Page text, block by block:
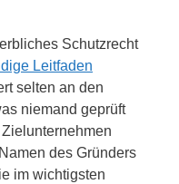
Schutzrecht
Leitfaden
selten an den
niemand geprüft
des Gründers
im wichtigsten